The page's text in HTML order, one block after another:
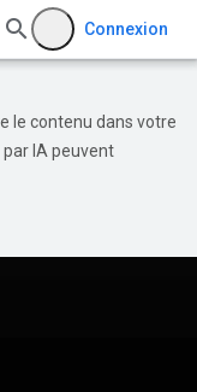
Connexion
le contenu dans votre
IA peuvent